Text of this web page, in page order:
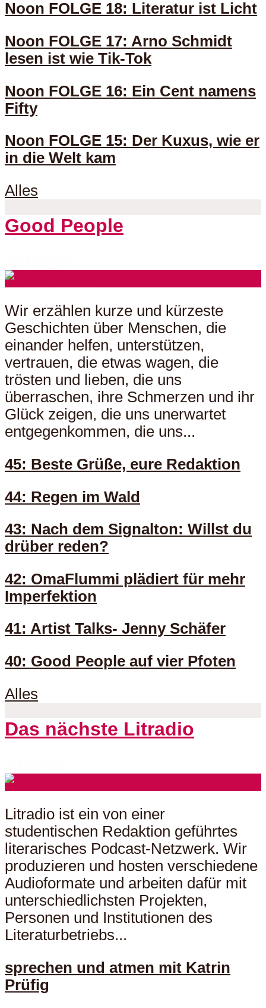
Noon FOLGE 18: Literatur ist Licht
Noon FOLGE 17: Arno Schmidt
lesen ist wie Tik-Tok
Noon FOLGE 16: Ein Cent namens
Fifty
Noon FOLGE 15: Der Kuxus, wie er
in die Welt kam
Alles
Good People
Wir erzählen kurze und kürzeste
Geschichten über Menschen, die
einander helfen, unterstützen,
vertrauen, die etwas wagen, die
trösten und lieben, die uns
überraschen, ihre Schmerzen und ihr
Glück zeigen, die uns unerwartet
entgegenkommen, die uns...
45: Beste Grüße, eure Redaktion
44: Regen im Wald
43: Nach dem Signalton: Willst du
drüber reden?
42: OmaFlummi plädiert für mehr
Imperfektion
41: Artist Talks- Jenny Schäfer
40: Good People auf vier Pfoten
Alles
Das nächste Litradio
Litradio ist ein von einer
studentischen Redaktion geführtes
literarisches Podcast-Netzwerk. Wir
produzieren und hosten verschiedene
Audioformate und arbeiten dafür mit
unterschiedlichsten Projekten,
Personen und Institutionen des
Literaturbetriebs...
sprechen und atmen mit Katrin
Prüfig